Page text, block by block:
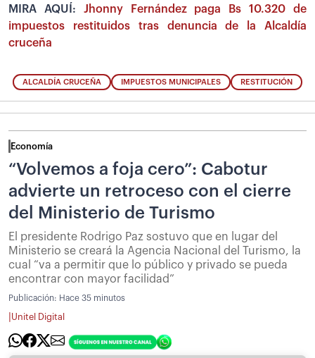
MIRA AQUÍ: Jhonny Fernández paga Bs 10.320 de
impuestos restituidos tras denuncia de la Alcaldía
cruceña
ALCALDÍA CRUCEÑA IMPUESTOS MUNICIPALES RESTITUCIÓN
Economía
“Volvemos a foja cero”: Cabotur
advierte un retroceso con el cierre
del Ministerio de Turismo
El presidente Rodrigo Paz sostuvo que en lugar del
Ministerio se creará la Agencia Nacional del Turismo, la
cual “va a permitir que lo público y privado se pueda
encontrar con mayor facilidad”
Publicación: Hace 35 minutos
Unitel Digital